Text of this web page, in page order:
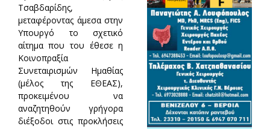
Τσαβδαρίδης,
μεταφέροντας άμεσα στην
Υπουργό το σχετικό
αίτημα που του έθεσε η
Κοινοπραξία
Συνεταιρισμών Ημαθίας
(μέλος της ΕΘΕΑΣ),
προκειμένου να
αναζητηθούν γρήγορα
διέξοδοι στις προκλήσεις